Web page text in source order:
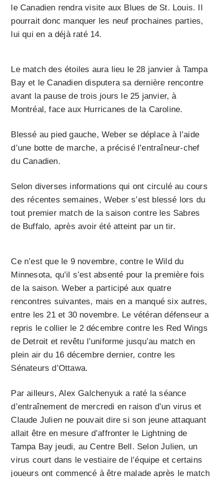
le Canadien rendra visite aux Blues de St. Louis. Il
pourrait donc manquer les neuf prochaines parties,
lui qui en a déjà raté 14.
Le match des étoiles aura lieu le 28 janvier à Tampa
Bay et le Canadien disputera sa dernière rencontre
avant la pause de trois jours le 25 janvier, à
Montréal, face aux Hurricanes de la Caroline.
Blessé au pied gauche, Weber se déplace à l’aide
d’une botte de marche, a précisé l’entraîneur-chef
du Canadien.
Selon diverses informations qui ont circulé au cours
des récentes semaines, Weber s’est blessé lors du
tout premier match de la saison contre les Sabres
de Buffalo, après avoir été atteint par un tir.
Ce n’est que le 9 novembre, contre le Wild du
Minnesota, qu’il s’est absenté pour la première fois
de la saison. Weber a participé aux quatre
rencontres suivantes, mais en a manqué six autres,
entre les 21 et 30 novembre. Le vétéran défenseur a
repris le collier le 2 décembre contre les Red Wings
de Detroit et revêtu l’uniforme jusqu’au match en
plein air du 16 décembre dernier, contre les
Sénateurs d’Ottawa.
Par ailleurs, Alex Galchenyuk a raté la séance
d’entraînement de mercredi en raison d’un virus et
Claude Julien ne pouvait dire si son jeune attaquant
allait être en mesure d’affronter le Lightning de
Tampa Bay jeudi, au Centre Bell. Selon Julien, un
virus court dans le vestiaire de l’équipe et certains
joueurs ont commencé à être malade après le match